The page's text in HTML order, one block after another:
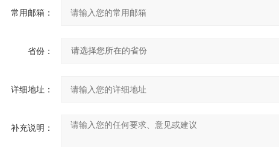
常用邮箱：
省份：
详细地址：
补充说明：